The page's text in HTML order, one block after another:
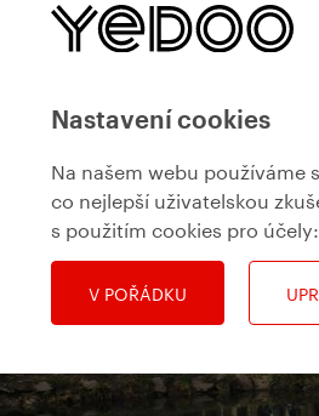
Nastavení cookies
Na našem webu
co nejlepší uživatelskou
s použitím cookies pro účely:
V POŘÁDKU